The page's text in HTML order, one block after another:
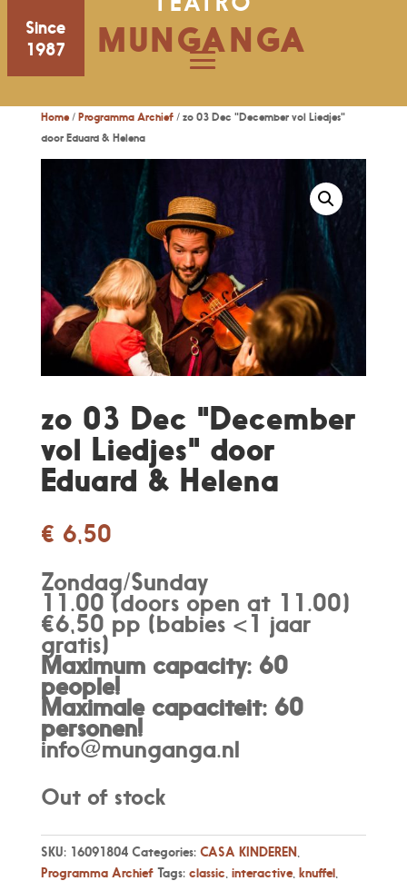
Since
1987
MUNGANGA
Home/ Programma Archief/ zo 03 Dec "December vol Liedjes"
door Eduard & Helena
zo 03 Dec "December
vol Liedjes" door
Eduard & Helena
€ 6,50
Zondag/Sunday
11.00 (doors open at 11.00)
€6,50 pp (babies <1 jaar
gratis)
Maximum capacity: 60
people!
Maximale capaciteit: 60
personen!
info@munganga.nl
Out of stock
SKU: 16091804 Categories: CASA KINDEREN,
Programma Archief Tags: classic interactive, knuffel,